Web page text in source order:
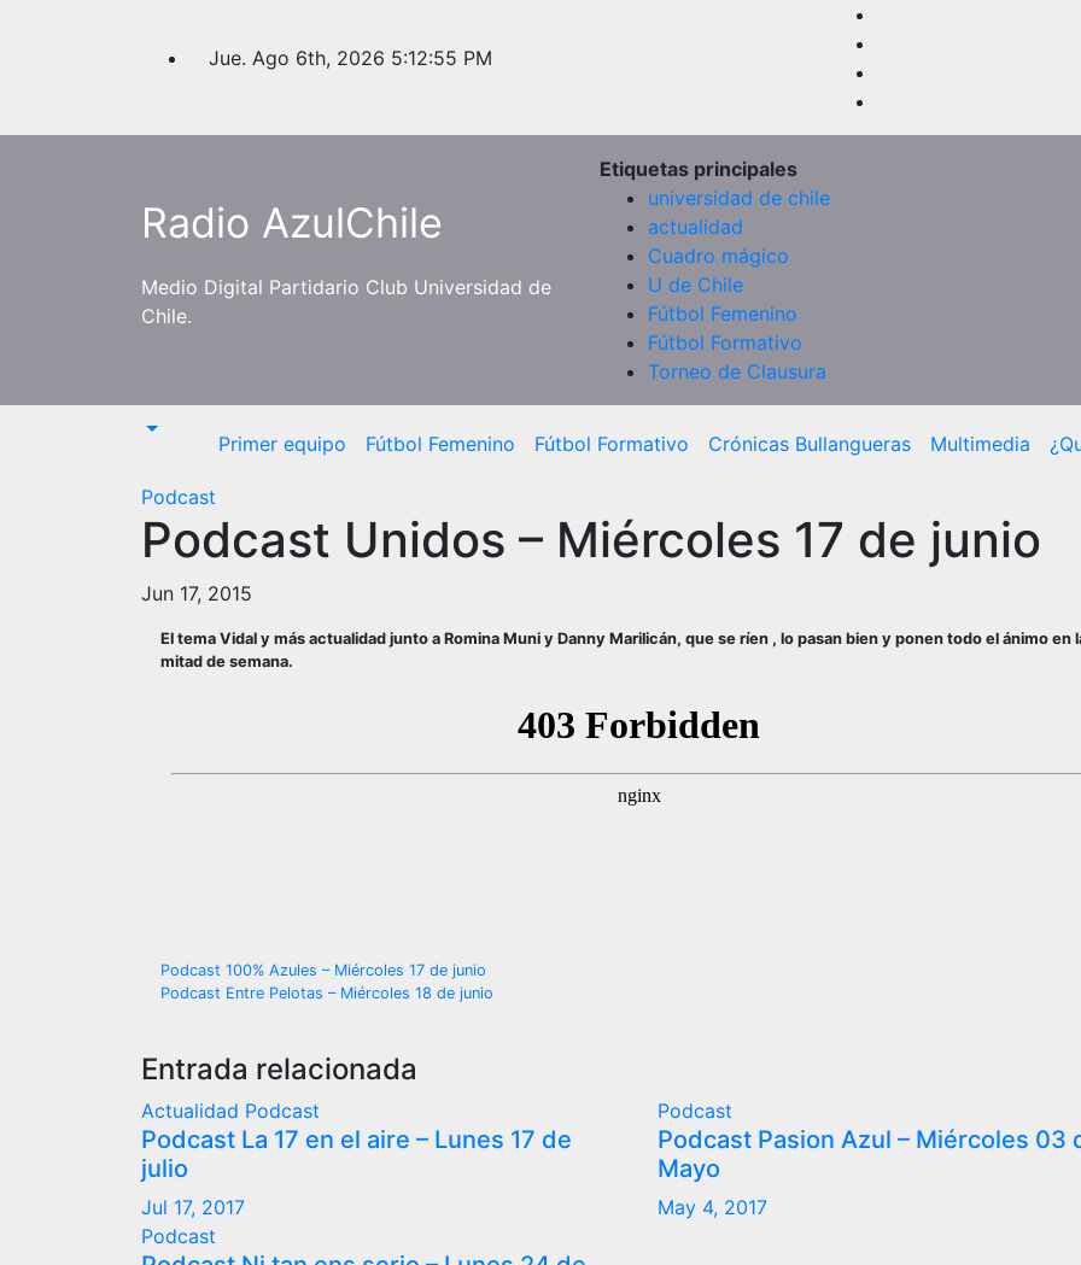
Jue. Ago 6th, 2026 5:12:55 PM
Radio AzulChile
Medio Digital Partidario Club Universidad de
Chile.
Etiquetas principales
universidad de chile
actualidad
Cuadro mágico
U de Chile
Fútbol Femenino
Fútbol Formativo
Torneo de Clausura
Primer equipo Fútbol Femenino Fútbol Formativo Crónicas Bullangueras Multimedia
Podcast
Podcast Unidos – Miércoles 17 de junio
Jun 17, 2015
El tema Vidal y más actualidad junto a Romina Muni y Danny Marilicán, que se ríen , lo pasan bien y ponen todo el ánimo en
mitad de semana.
Navegación
entradas
Podcast 100% Azules – Miércoles 17 de junio
Podcast Entre Pelotas – Miércoles 18 de junio
Entrada relacionada
Actualidad Podcast
Podcast La 17 en el aire – Lunes 17 de
julio
Jul 17, 2017
Podcast
Podcast Pasion Azul – Miércoles 03
Mayo
May 4, 2017
Podcast